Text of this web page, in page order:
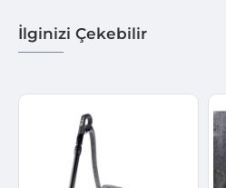
İlginizi Çekebilir